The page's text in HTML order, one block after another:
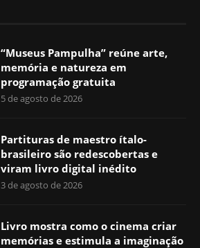
“Museus Pampulha” reúne arte,
memória e natureza em
programação gratuita
5 de agosto de 2026
Partituras de maestro ítalo-
brasileiro são redescobertas e
viram livro digital inédito
3 de agosto de 2026
Livro mostra como o cinema criar
memórias e estimula a imaginação